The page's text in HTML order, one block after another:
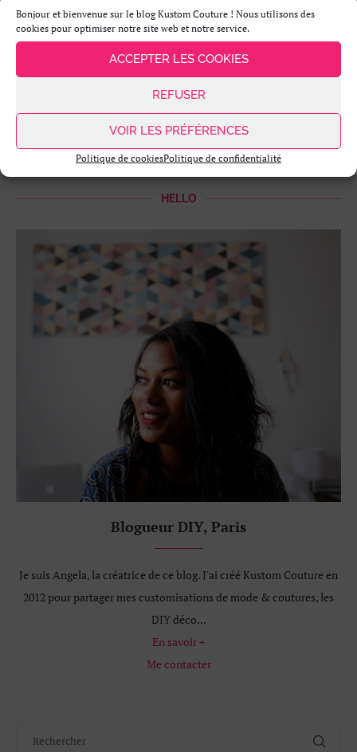
Bonjour et bienvenue sur le blog Kustom Couture ! Nous utilisons des
cookies pour optimiser notre site web et notre service.
ACCEPTER LES COOKIES
REFUSER
VOIR LES PRÉFÉRENCES
Politique de cookiesPolitique de confidentialité
DIY MODE – BALLERINES ARGENTÉES
HELLO
Blogueur DIY, Paris
Je suis Angela, la créatrice de ce blog. J'ai créé Kustom Couture en
2012 pour partager mes customisations de mode & coutures, les
DIY déco...
En savoir +
Me contacter